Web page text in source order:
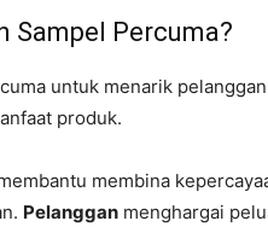
Sampel Percuma?
untuk menarik
produk.
membina
Pelanggan menghargai